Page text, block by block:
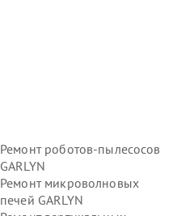
Ремонт роботов-пылесосов
GARLYN
Ремонт микроволновых
печей GARLYN